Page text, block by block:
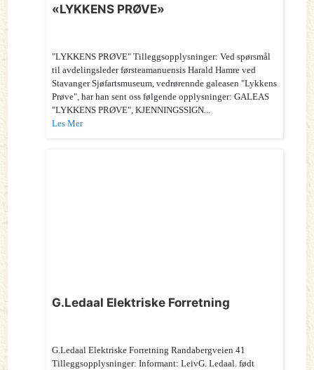
«LYKKENS PRØVE»
"LYKKENS PRØVE" Tilleggsopplysninger: Ved spørsmål
til avdelingsleder førsteamanuensis Harald Hamre ved
Stavanger Sjøfartsmuseum, vedrørennde galeasen "Lykkens
Prøve", har han sent oss følgende opplysninger: GALEAS
"LYKKENS PRØVE", KJENNINGSSIGN...
Les Mer
G.Ledaal Elektriske Forretning
G.Ledaal Elektriske Forretning Randabergveien 41
Tilleggsopplysninger: Informant: LeivG. Ledaal. født